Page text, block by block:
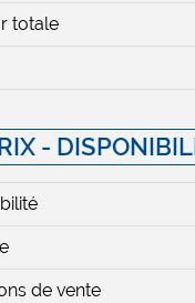
totale
-
de vente